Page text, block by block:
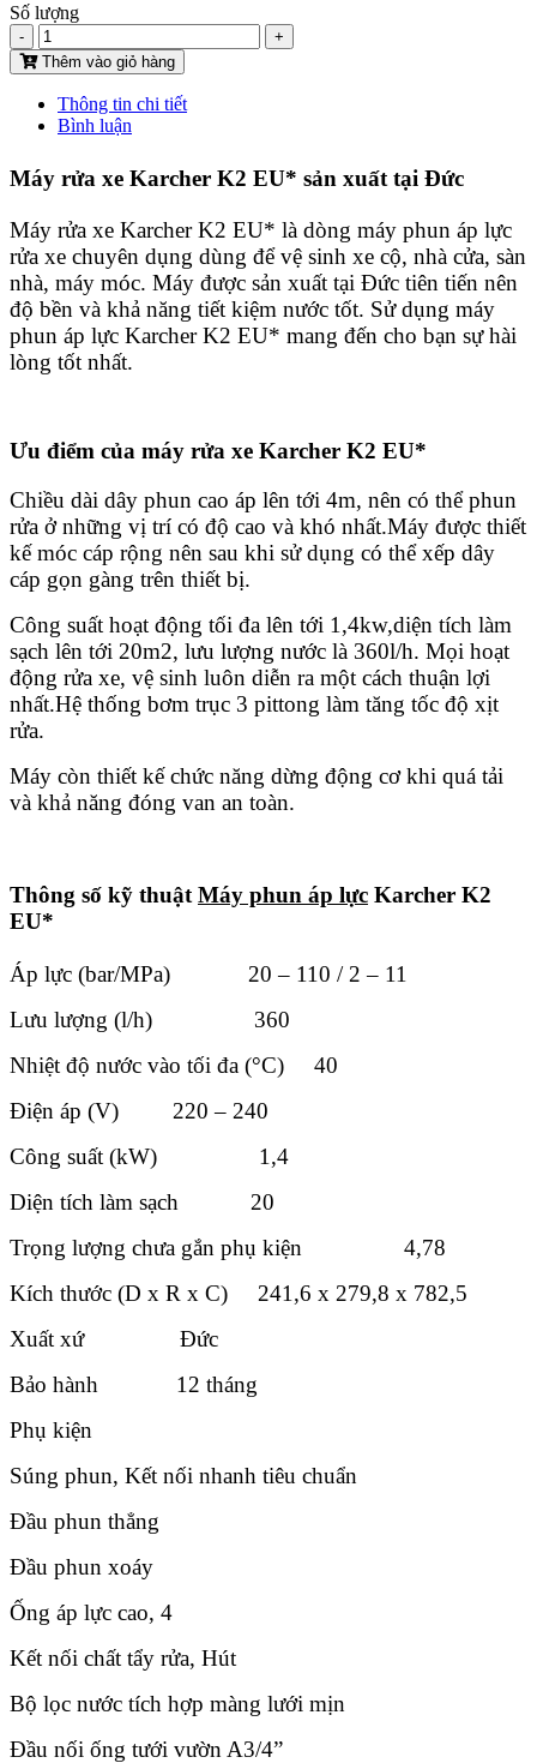
Số lượng
-
+
Thêm vào giỏ hàng
Thông tin chi tiết
Bình luận
Máy rửa xe Karcher K2 EU* sản xuất tại Đức
Máy rửa xe KarcherK2 EU* là dòng máy phun áp lực
rửa xe chuyên dụng dùng để vệ sinh xe cộ, nhà cửa, sàn
nhà, máy móc. Máy được sản xuất tại Đức tiên tiến nên
độ bền và khả năng tiết kiệm nước tốt. Sử dụng máy
phun áp lực Karcher K2 EU* mang đến cho bạn sự hài
lòng tốt nhất.
Ưu điểm của máy rửa xe Karcher K2 EU*
Chiều dài dây phun cao áp lên tới 4m, nên có thể phun
rửa ở những vị trí có độ cao và khó nhất.Máy được thiết
kế móc cáp rộng nên sau khi sử dụng có thể xếp dây
cáp gọn gàng trên thiết bị.
Công suất hoạt động tối đa lên tới 1,4kw,diện tích làm
sạch lên tới 20m2, lưu lượng nước là 360l/h. Mọi hoạt
động rửa xe, vệ sinh luôn diễn ra một cách thuận lợi
nhất.Hệ thống bơm trục 3 pittong làm tăng tốc độ xịt
rửa.
Máy còn thiết kế chức năng dừng động cơ khi quá tải
và khả năng đóng van an toàn.
Thông số kỹ thuậtMáy phun áp lực Karcher K2
EU*
Áp lực (bar/MPa) 20 – 110 / 2 – 11
Lưu lượng (l/h) 360
Nhiệt độ nước vào tối đa (°C) 40
Điện áp (V) 220 – 240
Công suất (kW) 1,4
Diện tích làm sạch 20
Trọng lượng chưa gắn phụ kiện 4,78
Kích thước (D x R x C) 241,6 x 279,8 x 782,5
Xuất xứ Đức
Bảo hành 12 tháng
Phụ kiện
Súng phun, Kết nối nhanh tiêu chuẩn
Đầu phun thẳng
Đầu phun xoáy
Ống áp lực cao, 4
Kết nối chất tẩy rửa, Hút
Bộ lọc nước tích hợp màng lưới mịn
Đầu nối ống tưới vườn A3/4”